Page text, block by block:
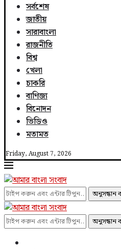
সর্বশেষ
জাতীয়
সারাবাংলা
রাজনীতি
বিশ্ব
খেলা
চাকরি
বাণিজ্য
বিনোদন
ভিডিও
মতামত
Friday, August 7, 2026